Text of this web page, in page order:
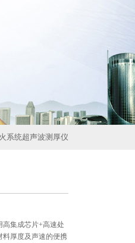
系统超声波测厚仪
集成芯片+高速处
料厚度及声速的便携